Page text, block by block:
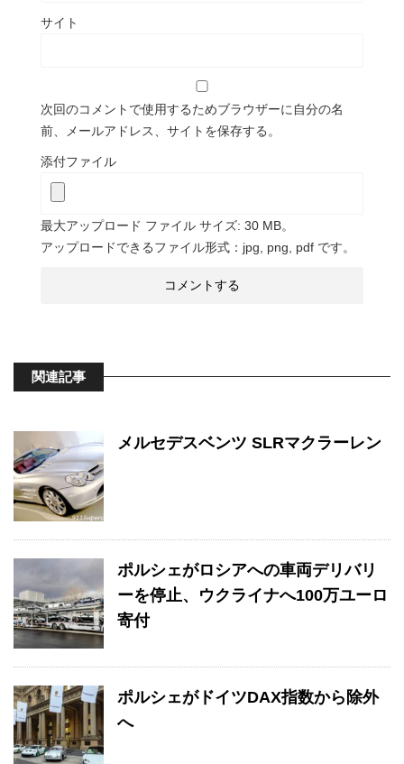
サイト
次回のコメントで使用するためブラウザーに自分の名
前、メールアドレス、サイトを保存する。
添付ファイル
最大アップロード ファイル サイズ: 30 MB。
アップロードできるファイル形式：jpg, png, pdf です。
関連記事
メルセデスベンツ SLRマクラーレン
ポルシェがロシアへの車両デリバリ
ーを停止、ウクライナへ100万ユーロ
寄付
ポルシェがドイツDAX指数から除外
へ